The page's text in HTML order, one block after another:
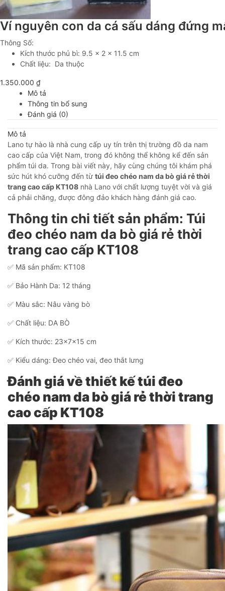
Ví nguyên con da cá sấu dáng đứng
Thông Số:
Kích thước phủ bì: 9.5 x 2 x 11.5 cm
Chất liệu: Da thuộc
1.350.000 ₫
Mô tả
Thông tin bổ sung
Đánh giá (0)
Mô tả
Lano tự hào là nhà cung cấp uy tín trên thị trường đồ da nam
cao cấp của Việt Nam, trong đó không thể không kể đến sản
phẩm túi da. Trong bài viết này, hãy cùng chúng tôi khám phá
sức hút khó cưỡng đến từ túi đeo chéo nam da bò giá rẻ thời
trang cao cấp KT108 nhà Lano với chất lượng tuyệt vời và giá
cả phải chăng, được đông đảo khách hàng đánh giá cao.
Thông tin chi tiết sản phẩm: Túi
đeo chéo nam da bò giá rẻ thời
trang cao cấp KT108
✅ Mã sản phẩm: KT108
✅ Bảo Hành Da: 12 tháng
✅ Màu sắc: Nâu vàng bò
✅ Chất liệu: DA BÒ
✅ Kích thước: 23x7x15 cm
✅ Kiểu dáng: Đeo chéo vai, đeo thắt lưng
Đánh giá về thiết kế túi đeo
chéo nam da bò giá rẻ thời trang
cao cấp KT108